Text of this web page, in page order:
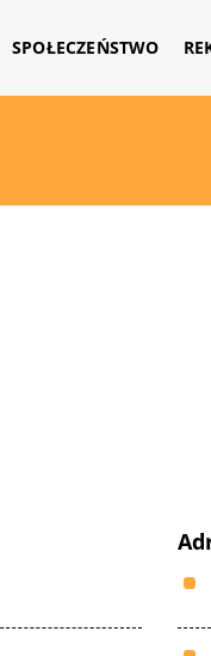
SPOŁECZEŃSTWO